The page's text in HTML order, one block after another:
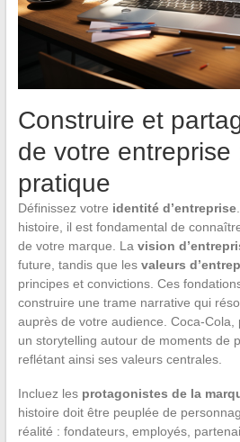
Construire et
de votre entreprise
pratique
Définissez votre identité d’entreprise
histoire, il est fondamental de
de votre marque. La vision
future, tandis que les valeurs
principes et convictions. Ces
construire une trame narrative qui
auprès de votre audience. Coca-
un storytelling autour de moments de
reflétant ainsi ses valeurs centrales.
Incluez les protagonistes de la
histoire doit être peuplée de
réalité : fondateurs, employés,